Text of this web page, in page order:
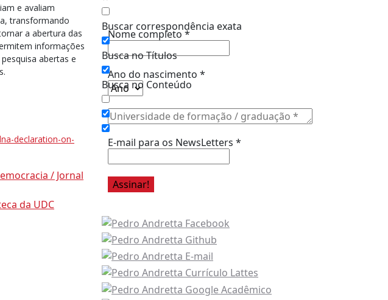
e avaliam
transformando
a abertura das
informações
abertas e
declaration-on-
/ Jornal
da UDC
Buscar correspondência exata
Busca no Títulos
Busca no Conteúdo
Assine a Informe-CI NewsLetters
Nome completo*
Ano do nascimento *
E-mail para os NewsLetters *